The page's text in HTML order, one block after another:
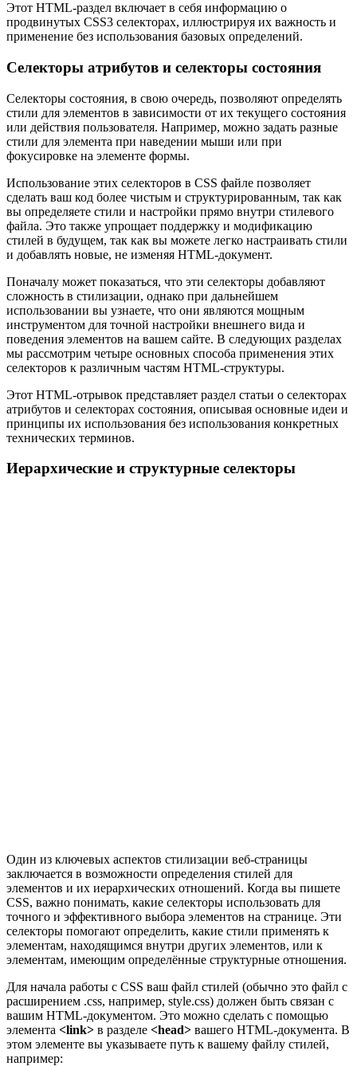
Этот HTML-раздел включает в себя информацию о
продвинутых CSS3 селекторах, иллюстрируя их важность и
применение без использования базовых определений.
Селекторы атрибутов и селекторы состояния
Селекторы состояния, в свою очередь, позволяют определять
стили для элементов в зависимости от их текущего состояния
или действия пользователя. Например, можно задать разные
стили для элемента при наведении мыши или при
фокусировке на элементе формы.
Использование этих селекторов в CSS файле позволяет
сделать ваш код более чистым и структурированным, так как
вы определяете стили и настройки прямо внутри стилевого
файла. Это также упрощает поддержку и модификацию
стилей в будущем, так как вы можете легко настраивать стили
и добавлять новые, не изменяя HTML-документ.
Поначалу может показаться, что эти селекторы добавляют
сложность в стилизации, однако при дальнейшем
использовании вы узнаете, что они являются мощным
инструментом для точной настройки внешнего вида и
поведения элементов на вашем сайте. В следующих разделах
мы рассмотрим четыре основных способа применения этих
селекторов к различным частям HTML-структуры.
Этот HTML-отрывок представляет раздел статьи о селекторах
атрибутов и селекторах состояния, описывая основные идеи и
принципы их использования без использования конкретных
технических терминов.
Иерархические и структурные селекторы
Один из ключевых аспектов стилизации веб-страницы
заключается в возможности определения стилей для
элементов и их иерархических отношений. Когда вы пишете
CSS, важно понимать, какие селекторы использовать для
точного и эффективного выбора элементов на странице. Эти
селекторы помогают определить, какие стили применять к
элементам, находящимся внутри других элементов, или к
элементам, имеющим определённые структурные отношения.
Для начала работы с CSS ваш файл стилей (обычно это файл с
расширением .css, например, style.css) должен быть связан с
вашим HTML-документом. Это можно сделать с помощью
элемента <link> в разделе <head> вашего HTML-документа. В
этом элементе вы указываете путь к вашему файлу стилей,
например: